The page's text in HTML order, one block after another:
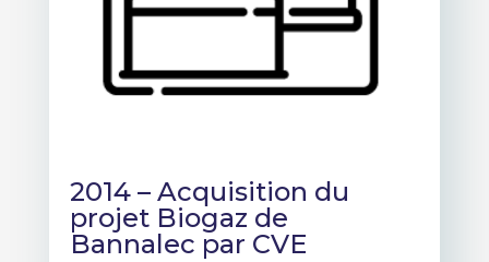
2014 – Acquisition du
projet Biogaz de
Bannalec par CVE